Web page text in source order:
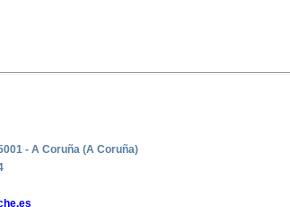
- A Coruña (A Coruña)